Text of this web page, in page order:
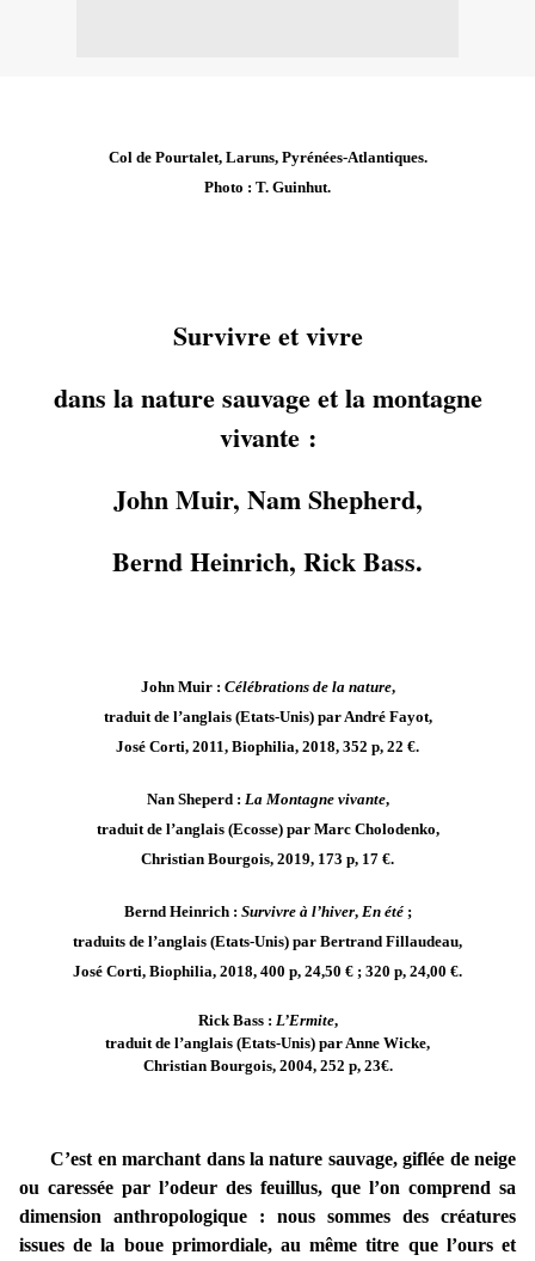
Col de Pourtalet, Laruns, Pyrénées-Atlantiques.
Photo : T. Guinhut.
Survivre et vivre
dans la nature sauvage et la montagne
vivante :
John Muir, Nam Shepherd,
Bernd Heinrich, Rick Bass.
John Muir : Célébrations de la nature,
traduit de l’anglais (Etats-Unis) par André Fayot,
José Corti, 2011, Biophilia, 2018, 352 p, 22 €.
Nan Sheperd : La Montagne vivante,
traduit de l’anglais (Ecosse) par Marc Cholodenko,
Christian Bourgois, 2019, 173 p, 17 €.
Bernd Heinrich : Survivre à l’hiver, En été ;
traduits de l’anglais (Etats-Unis) par Bertrand Fillaudeau,
José Corti, Biophilia, 2018, 400 p, 24,50 € ; 320 p, 24,00 €.
Rick Bass : L’Ermite,
traduit de l’anglais (Etats-Unis) par Anne Wicke,
Christian Bourgois, 2004, 252 p, 23€.
C’est en marchant dans la nature sauvage, giflée de neige
ou caressée par l’odeur des feuillus, que l’on comprend sa
dimension anthropologique : nous sommes des créatures
issues de la boue primordiale, au même titre que l’ours et